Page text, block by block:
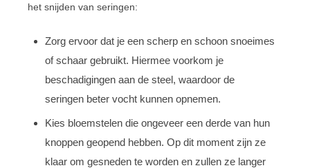
het snijden van seringen:
Zorg ervoor dat je een scherp en schoon snoeimes
of schaar gebruikt. Hiermee voorkom je
beschadigingen aan de steel, waardoor de
seringen beter vocht kunnen opnemen.
Kies bloemstelen die ongeveer een derde van hun
knoppen geopend hebben. Op dit moment zijn ze
klaar om gesneden te worden en zullen ze langer